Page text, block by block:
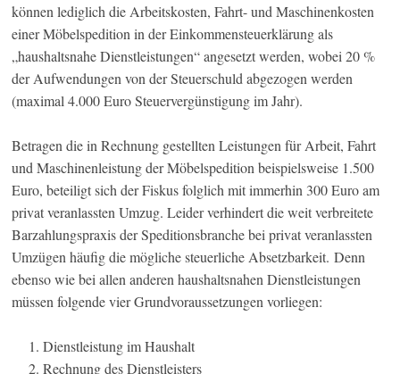
können lediglich die Arbeitskosten, Fahrt- und Maschinenkosten
einer Möbelspedition in der Einkommensteuerklärung als
„haushaltsnahe Dienstleistungen“ angesetzt werden, wobei 20 %
der Aufwendungen von der Steuerschuld abgezogen werden
(maximal 4.000 Euro Steuervergünstigung im Jahr).
Betragen die in Rechnung gestellten Leistungen für Arbeit, Fahrt
und Maschinenleistung der Möbelspedition beispielsweise 1.500
Euro, beteiligt sich der Fiskus folglich mit immerhin 300 Euro am
privat veranlassten Umzug. Leider verhindert die weit verbreitete
Barzahlungspraxis der Speditionsbranche bei privat veranlassten
Umzügen häufig die mögliche steuerliche Absetzbarkeit. Denn
ebenso wie bei allen anderen haushaltsnahen Dienstleistungen
müssen folgende vier Grundvoraussetzungen vorliegen:
Dienstleistung im Haushalt
Rechnung des Dienstleisters